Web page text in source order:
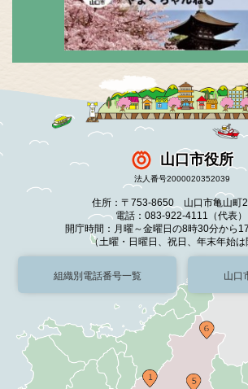
山口市役所
法人番号2000020352039
住所：〒753-8650 山口市亀山町
電話：083-922-4111（代表）
開庁時間：月曜～金曜日の8時30分から
（土曜・日曜日、祝日、年末年始は
組織別電話番号一覧 山口